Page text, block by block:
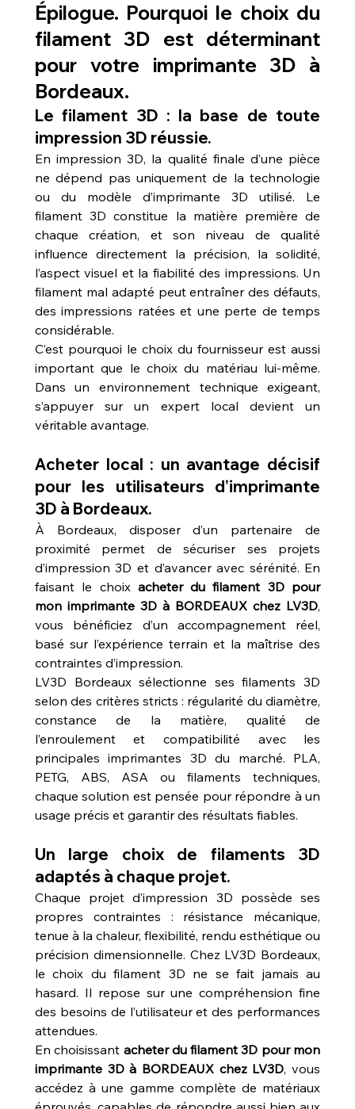
Épilogue. Pourquoi le choix du
filament 3D est déterminant
pour votre imprimante 3D à
Bordeaux.
Le filament 3D : la base de toute
impression 3D réussie.
En impression 3D, la qualité finale d’une pièce
ne dépend pas uniquement de la technologie
ou du modèle d’imprimante 3D utilisé. Le
filament 3D constitue la matière première de
chaque création, et son niveau de qualité
influence directement la précision, la solidité,
l’aspect visuel et la fiabilité des impressions. Un
filament mal adapté peut entraîner des défauts,
des impressions ratées et une perte de temps
considérable.
C’est pourquoi le choix du fournisseur est aussi
important que le choix du matériau lui-même.
Dans un environnement technique exigeant,
s’appuyer sur un expert local devient un
véritable avantage.
Acheter local : un avantage décisif
pour les utilisateurs d’imprimante
3D à Bordeaux.
À Bordeaux, disposer d’un partenaire de
proximité permet de sécuriser ses projets
d’impression 3D et d’avancer avec sérénité. En
faisant le choix acheter du filament 3D pour
mon imprimante 3D à BORDEAUX chez LV3D,
vous bénéficiez d’un accompagnement réel,
basé sur l’expérience terrain et la maîtrise des
contraintes d’impression.
LV3D Bordeaux sélectionne ses filaments 3D
selon des critères stricts : régularité du diamètre,
constance de la matière, qualité de
l’enroulement et compatibilité avec les
principales imprimantes 3D du marché. PLA,
PETG, ABS, ASA ou filaments techniques,
chaque solution est pensée pour répondre à un
usage précis et garantir des résultats fiables.
Un large choix de filaments 3D
adaptés à chaque projet.
Chaque projet d’impression 3D possède ses
propres contraintes : résistance mécanique,
tenue à la chaleur, flexibilité, rendu esthétique ou
précision dimensionnelle. Chez LV3D Bordeaux,
le choix du filament 3D ne se fait jamais au
hasard. Il repose sur une compréhension fine
des besoins de l’utilisateur et des performances
attendues.
En choisissant acheter du filament 3D pour mon
imprimante 3D à BORDEAUX chez LV3D, vous
accédez à une gamme complète de matériaux